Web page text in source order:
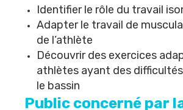
Identifier le rôle du travail
Adapter le travail de
de l’athlète
Découvrir des exercices
athlètes ayant des
le bassin
Public concerné par